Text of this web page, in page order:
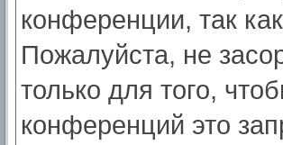
конференции, так
Пожалуйста, не
только для того,
конференций это